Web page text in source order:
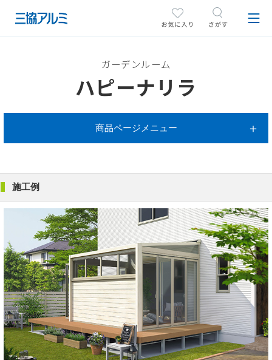
ガーデンルーム
ハピーナリラ
商品ページメニュー
施工例